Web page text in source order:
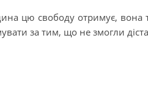
цю свободу отримує, вона
за тим, що не змогли